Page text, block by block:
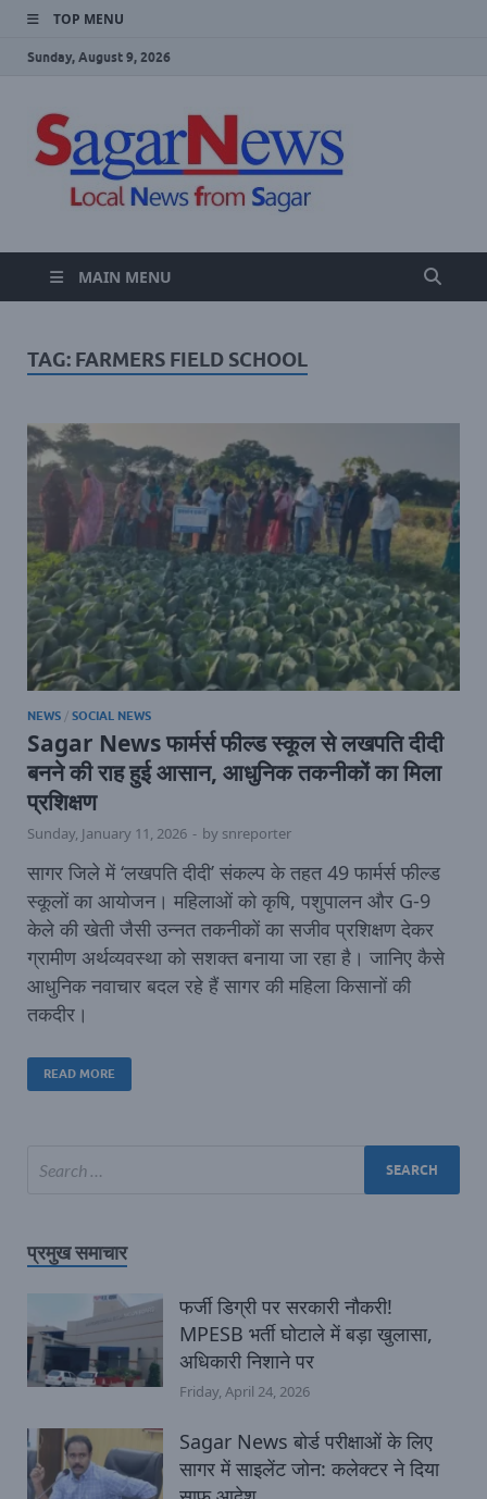
TOP MENU
Sunday, August 9, 2026
MAIN MENU
TAG: FARMERS FIELD SCHOOL
NEWS / SOCIAL NEWS
Sagar News फार्मर्स फील्ड स्कूल से लखपति दीदी
बनने की राह हुई आसान, आधुनिक तकनीकों का मिला
प्रशिक्षण
Sunday, January 11, 2026 - by snreporter
सागर जिले में ‘लखपति दीदी’ संकल्प के तहत 49 फार्मर्स फील्ड
स्कूलों का आयोजन। महिलाओं को कृषि, पशुपालन और G-9
केले की खेती जैसी उन्नत तकनीकों का सजीव प्रशिक्षण देकर
ग्रामीण अर्थव्यवस्था को सशक्त बनाया जा रहा है। जानिए कैसे
आधुनिक नवाचार बदल रहे हैं सागर की महिला किसानों की
तकदीर।
READ MORE
प्रमुख समाचार
फर्जी डिग्री पर सरकारी नौकरी!
MPESB भर्ती घोटाले में बड़ा खुलासा,
अधिकारी निशाने पर
Friday, April 24, 2026
Sagar News बोर्ड परीक्षाओं के लिए
सागर में साइलेंट जोन: कलेक्टर ने दिया